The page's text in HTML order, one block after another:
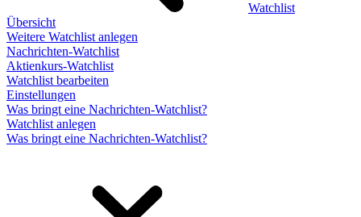
Watchlist
Übersicht
Weitere Watchlist anlegen
Nachrichten-Watchlist
Aktienkurs-Watchlist
Watchlist bearbeiten
Einstellungen
Was bringt eine Nachrichten-Watchlist?
Watchlist anlegen
Was bringt eine Nachrichten-Watchlist?